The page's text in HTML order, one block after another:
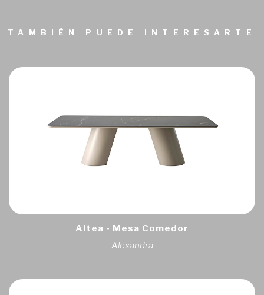
TAMBIÉN PUEDE INTERESARTE
Altea - Mesa Comedor
Alexandra